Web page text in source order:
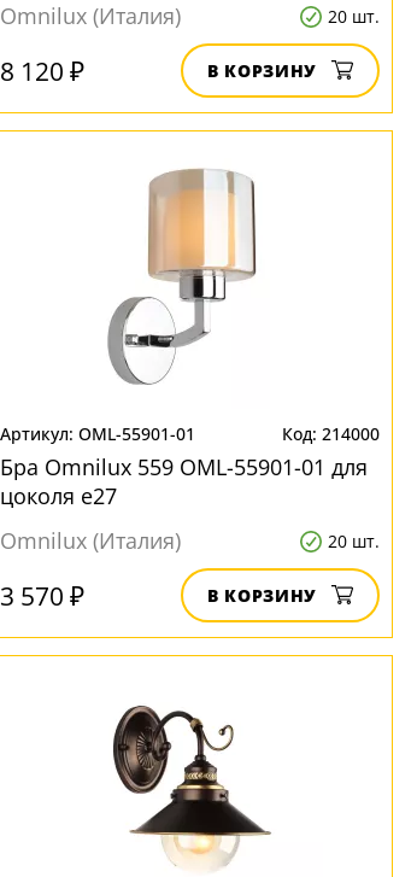
Omnilux (Италия)
20 шт.
8 120 ₽ В КОРЗИНУ
OML-55901-01 214000
Бра Omnilux 559 OML-55901-01 для
цоколя e27
Omnilux (Италия)
20 шт.
3 570 ₽ В КОРЗИНУ